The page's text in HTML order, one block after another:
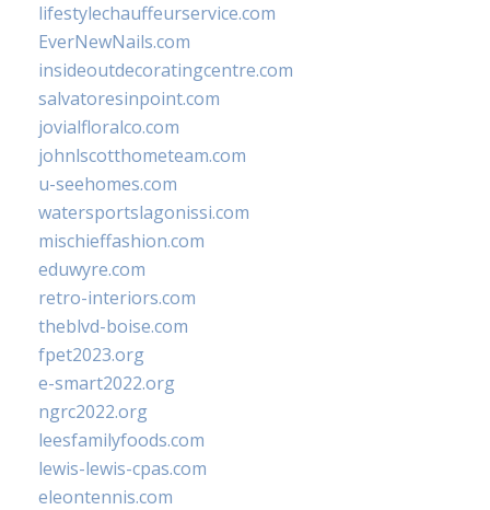
lifestylechauffeurservice.com
EverNewNails.com
insideoutdecoratingcentre.com
salvatoresinpoint.com
jovialfloralco.com
johnlscotthometeam.com
u-seehomes.com
watersportslagonissi.com
mischieffashion.com
eduwyre.com
retro-interiors.com
theblvd-boise.com
fpet2023.org
e-smart2022.org
ngrc2022.org
leesfamilyfoods.com
lewis-lewis-cpas.com
eleontennis.com